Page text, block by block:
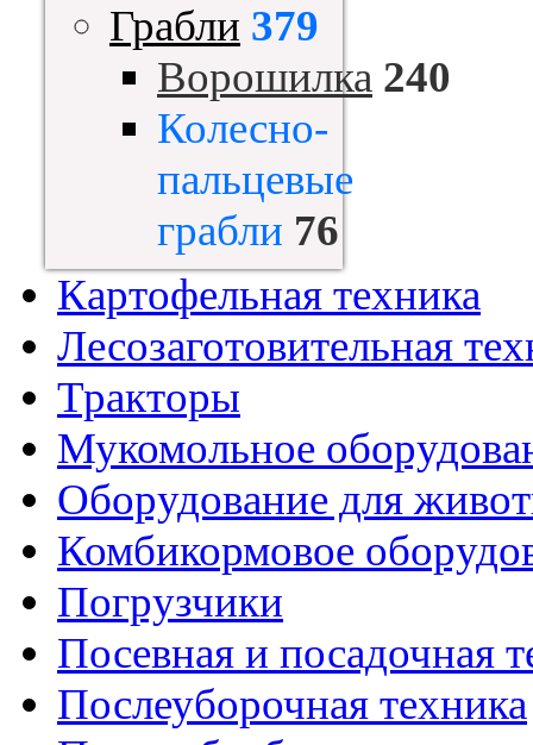
Грабли 379
Ворошилка 240
Колесно-
пальцевые
грабли 76
Картофельная техника
Лесозаготовительная
Тракторы
Мукомольное
Оборудование для
Комбикормовое
Погрузчики
Посевная и посадочная
Послеуборочная техника